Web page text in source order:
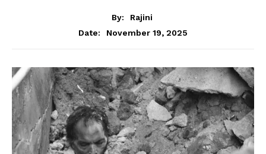
By:
Rajini
Date:
November 19, 2025